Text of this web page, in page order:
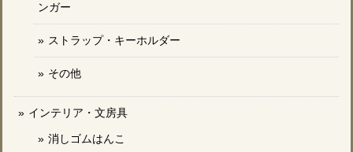
ンガー
ストラップ・キーホルダー
その他
インテリア・文房具
消しゴムはんこ